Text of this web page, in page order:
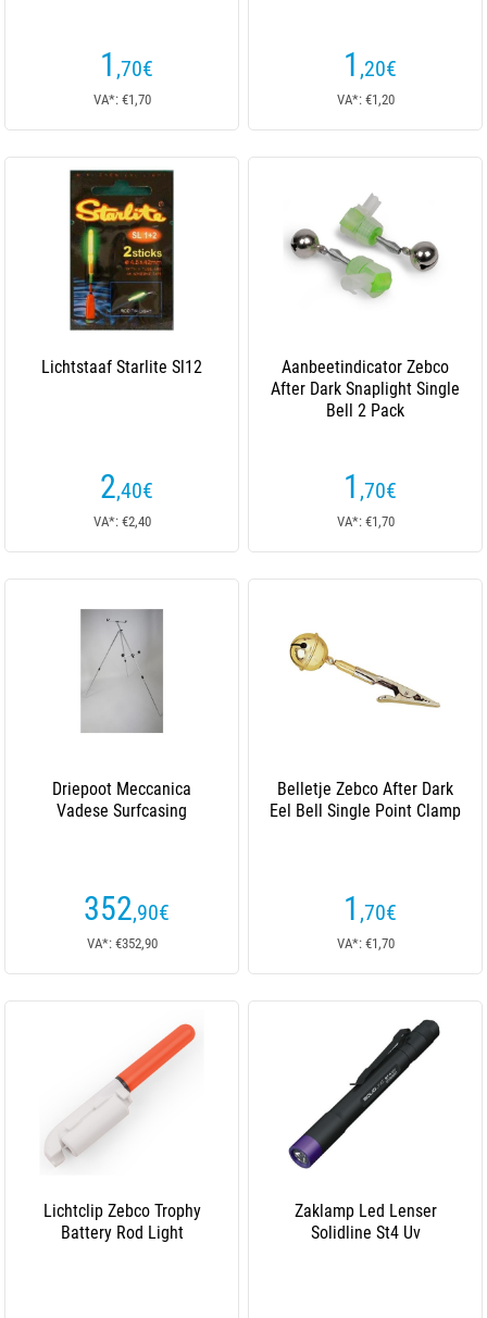
1 ,70€
VA*: €1,70
1 ,20€
VA*: €1,20
Lichtstaaf Starlite Sl12
2,40€
VA*: €2,40
Aanbeetindicator Zebco
After Dark Snaplight Single
Bell 2 Pack
1 ,70€
VA*: €1,70
Driepoot Meccanica
Vadese Surfcasing
352,90€
VA*: €352,90
Belletje Zebco After Dark
Eel Bell Single Point Clamp
1 ,70€
VA*: €1,70
Lichtclip Zebco Trophy
Battery Rod Light
Zaklamp Led Lenser
Solidline St4 Uv